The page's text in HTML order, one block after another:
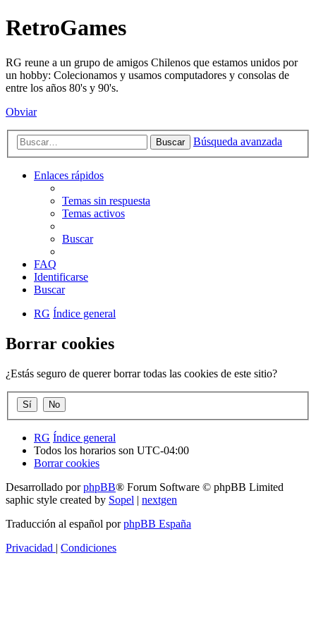
RetroGames
RG reune a un grupo de amigos Chilenos que estamos unidos por
un hobby: Colecionamos y usamos computadores y consolas de
entre los años 80's y 90's.
Obviar
Buscar Búsqueda avanzada
Enlaces rápidos
Temas sin respuesta
Temas activos
Buscar
FAQ
Identificarse
Buscar
RG Índice general
Borrar cookies
¿Estás seguro de querer borrar todas las cookies de este sitio?
RG Índice general
Todos los horarios son UTC-04:00
Borrar cookies
Desarrollado porphpBB® Forum Software © phpBB Limited
saphic style created by Sopel | nextgen
Traducción al español porphpBB España
Privacidad | Condiciones